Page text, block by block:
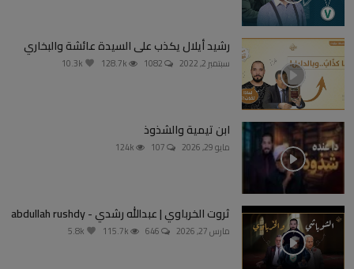
رشيد أيلال يكذب على السيدة عائشة والبخاري
سبتمبر 2, 2022
ابن تيمية والشذوذ
مايو 29, 2026
ثروت الخرباوي | عبدالله رشدي - abdullah rushdy
مارس 27, 2026